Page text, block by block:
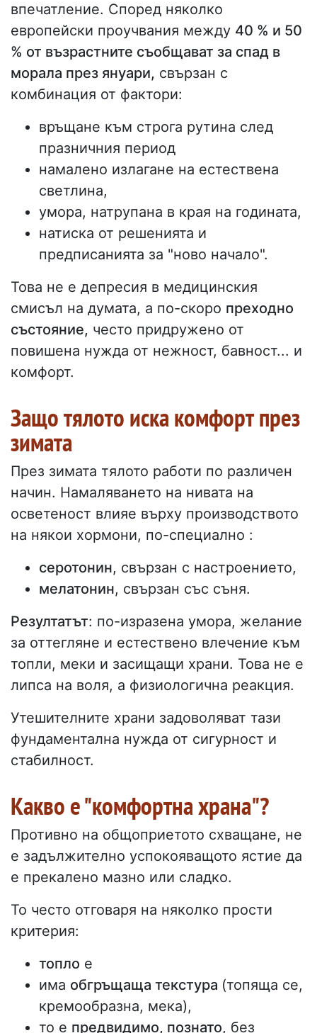
впечатление. Според няколко
европейски проучвания между 40 % и 50
% от възрастните съобщават за спад в
морала през януари, свързан с
комбинация от фактори:
връщане към строга рутина след
празничния период
намалено излагане на естествена
светлина,
умора, натрупана в края на годината,
натиска от решенията и
предписанията за "ново начало".
Това не е депресия в медицинския
смисъл на думата, а по-скоро преходно
състояние, често придружено от
повишена нужда от нежност, бавност... и
комфорт.
Защо тялото иска комфорт през
зимата
През зимата тялото работи по различен
начин. Намаляването на нивата на
осветеност влияе върху производството
на някои хормони, по-специално :
серотонин, свързан с настроението,
мелатонин, свързан със съня.
Резултатът: по-изразена умора, желание
за оттегляне и естествено влечение към
топли, меки и засищащи храни. Това не е
липса на воля, а физиологична реакция.
Утешителните храни задоволяват тази
фундаментална нужда от сигурност и
стабилност.
Какво е "комфортна храна"?
Противно на общоприетото схващане, не
е задължително успокояващото ястие да
е прекалено мазно или сладко.
То често отговаря на няколко прости
критерия:
топло е
има обгръщаща текстура (топяща се,
кремообразна, мека),
то е предвидимо, познато, без